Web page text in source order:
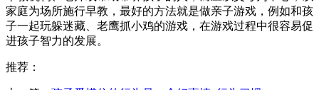
家庭为场所施行早教，最好的方法就是做亲子游戏，例如和孩
子一起玩躲迷藏、老鹰抓小鸡的游戏，在游戏过程中很容易促
进孩子智力的发展。
推荐：